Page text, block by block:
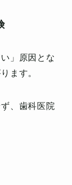
」原因とな
ます。
、歯科医院